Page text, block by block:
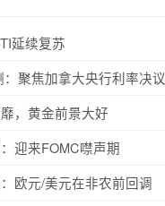
延续复苏
聚焦加拿大央行利率决议
，黄金前景大好
迎来FOMC噤声期
欧元/美元在非农前回调